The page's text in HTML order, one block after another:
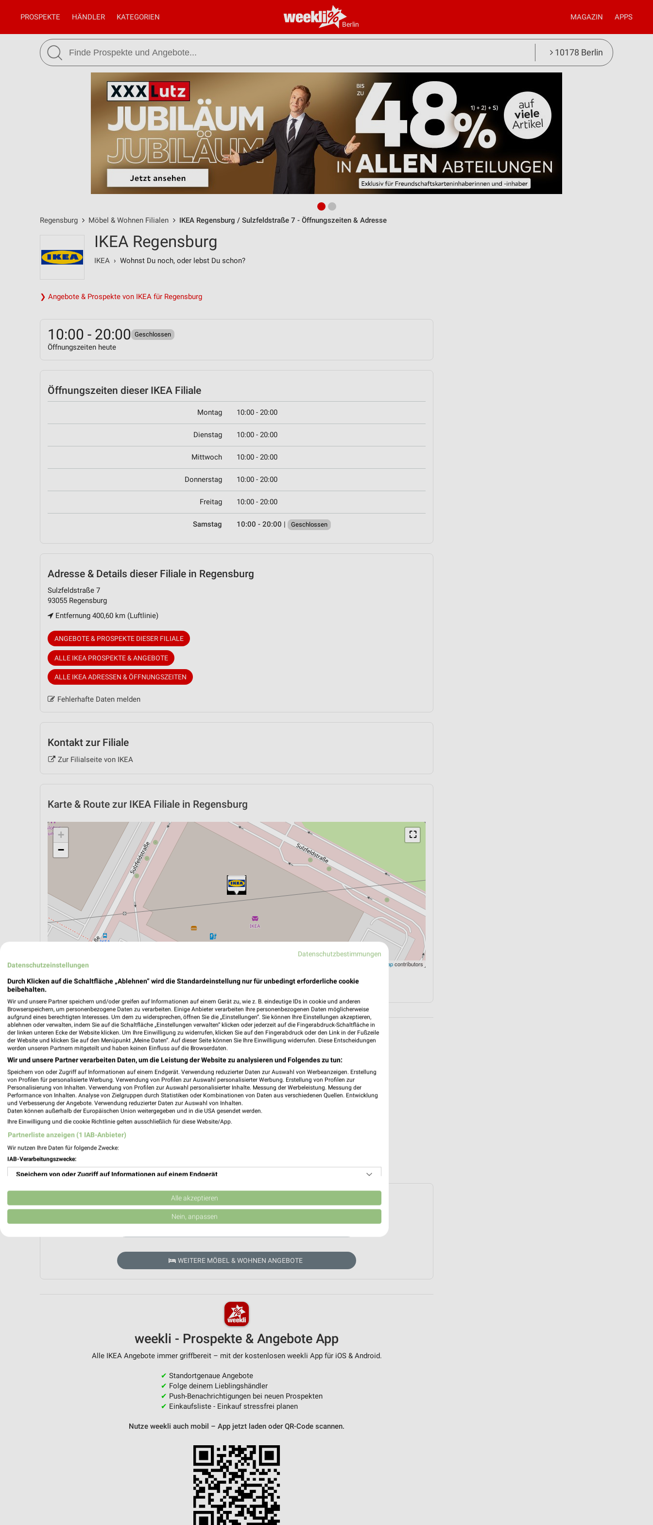
Berlin
PROSPEKTE HÄNDLER KATEGORIEN MAGAZIN APPS
10178 Berlin
Regensburg Möbel & Wohnen Filialen IKEA Regensburg / Sulzfeldstraße 7 - Öffnungszeiten & Adresse
IKEA Regensburg
IKEA › Wohnst Du noch, oder lebst Du schon?
❯ Angebote & Prospekte von IKEA für Regensburg
10:00 - 20:00 Geschlossen
Öffnungszeiten heute
Öffnungszeiten dieser IKEA Filiale
Montag 10:00 - 20:00
Dienstag 10:00 - 20:00
Mittwoch 10:00 - 20:00
Donnerstag 10:00 - 20:00
Freitag 10:00 - 20:00
Samstag 10:00 - 20:00 | Geschlossen
Adresse & Details dieser Filiale in Regensburg
Sulzfeldstraße 7
93055 Regensburg
Entfernung 400,60 km (Luftlinie)
ANGEBOTE & PROSPEKTE DIESER FILIALE
ALLE IKEA PROSPEKTE & ANGEBOTE
ALLE IKEA ADRESSEN & ÖFFNUNGSZEITEN
Fehlerhafte Daten melden
Kontakt zur Filiale
Zur Filialseite von IKEA
Karte & Route zur IKEA Filiale in Regensburg
⛶
+
−
OpenStreetMapcontributors
ÖPNV ANZEIGEN LADESÄULEN ANZEIGEN NAVIGATION MIT GOOGLE/IOS MAPS
Aktuell keine Prospekte vorhanden.
WEITERE MÖBEL & WOHNEN ANGEBOTE
weekli - Prospekte & Angebote App
Alle IKEA Angebote immer griffbereit – mit der kostenlosen weekli App für iOS & Android.
✔ Standortgenaue Angebote
✔ Folge deinem Lieblingshändler
✔ Push-Benachrichtigungen bei neuen Prospekten
✔ Einkaufsliste - Einkauf stressfrei planen
Nutze weekli auch mobil – App jetzt laden oder QR-Code scannen.
Datenschutzbestimmungen
Datenschutzeinstellungen
Durch Klicken auf die Schaltfläche „Ablehnen“ wird die Standardeinstellung nur für unbedingt erforderliche cookie
beibehalten.
Wir und unsere Partner speichern und/oder greifen auf Informationen auf einem Gerät zu, wie z. B. eindeutige IDs in cookie und anderen
Browserspeichern, um personenbezogene Daten zu verarbeiten. Einige Anbieter verarbeiten Ihre personenbezogenen Daten möglicherweise
aufgrund eines berechtigten Interesses. Um dem zu widersprechen, öffnen Sie die „Einstellungen“. Sie können Ihre Einstellungen akzeptieren,
ablehnen oder verwalten, indem Sie auf die Schaltfläche „Einstellungen verwalten“ klicken oder jederzeit auf die Fingerabdruck-Schaltfläche in
der linken unteren Ecke der Website klicken. Um Ihre Einwilligung zu widerrufen, klicken Sie auf den Fingerabdruck oder den Link in der Fußzeile
der Website und klicken Sie auf den Menüpunkt „Meine Daten“. Auf dieser Seite können Sie Ihre Einwilligung widerrufen. Diese Entscheidungen
werden unseren Partnern mitgeteilt und haben keinen Einfluss auf die Browserdaten.
Wir und unsere Partner verarbeiten Daten, um die Leistung der Website zu analysieren und Folgendes zu tun:
Speichern von oder Zugriff auf Informationen auf einem Endgerät. Verwendung reduzierter Daten zur Auswahl von Werbeanzeigen. Erstellung
von Profilen für personalisierte Werbung. Verwendung von Profilen zur Auswahl personalisierter Werbung. Erstellung von Profilen zur
Personalisierung von Inhalten. Verwendung von Profilen zur Auswahl personalisierter Inhalte. Messung der Werbeleistung. Messung der
Performance von Inhalten. Analyse von Zielgruppen durch Statistiken oder Kombinationen von Daten aus verschiedenen Quellen. Entwicklung
und Verbesserung der Angebote. Verwendung reduzierter Daten zur Auswahl von Inhalten.
Daten können außerhalb der Europäischen Union weitergegeben und in die USA gesendet werden.
Ihre Einwilligung und die cookie Richtlinie gelten ausschließlich für diese Website/App.
Partnerliste anzeigen (1 IAB-Anbieter)
Wir nutzen Ihre Daten für folgende Zwecke:
IAB-Verarbeitungszwecke:
Speichern von oder Zugriff auf Informationen auf einem Endgerät
Verwendung reduzierter Daten zur Auswahl von Werbeanzeigen
Erstellung von Profilen für personalisierte Werbung
Erstellung von Profilen zur Personalisierung von Inhalten
Analyse von Zielgruppen durch Statistiken oder Kombinationen von Daten aus verschiedenen
Entwicklung und Verbesserung der Angebote
Verwendung reduzierter Daten zur Auswahl von Inhalten
Geräte anhand von aktiv angeforderten Informationen identifizieren
Alle akzeptieren
Nein, anpassen